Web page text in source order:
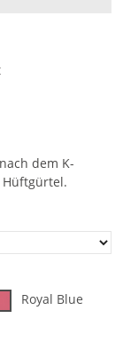
dem K-
Royal Blue